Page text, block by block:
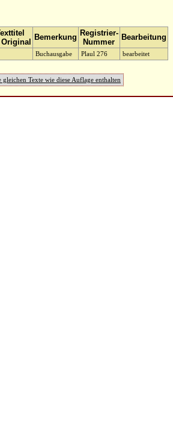
Bemerkung Registrier-
Nummer
Bearbeitung
Buchausgabe Plaul 276 bearbeitet
Texte wie diese Auflage enthalten